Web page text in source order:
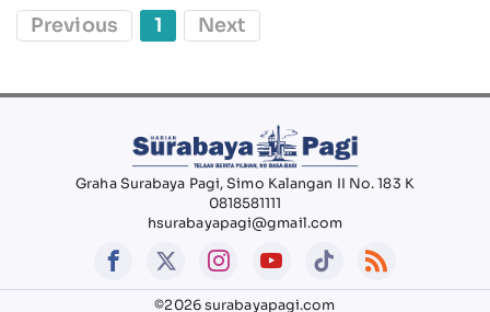
Previous 1 Next
Graha Surabaya Pagi, Simo Kalangan II No. 183 K
0818581111
hsurabayapagi@gmail.com
©2026 surabayapagi.com